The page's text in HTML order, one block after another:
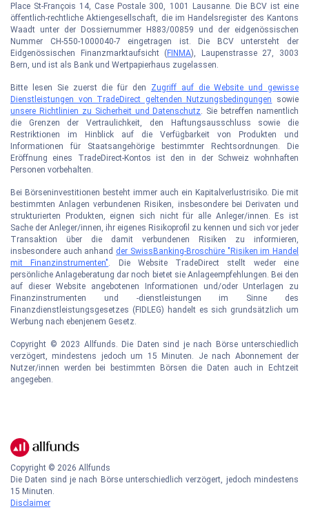
Place St-François 14, Case Postale 300, 1001 Lausanne. Die BCV ist eine
öffentlich-rechtliche Aktiengesellschaft, die im Handelsregister des Kantons
Waadt unter der Dossiernummer H883/00859 und der eidgenössischen
Nummer CH-550-1000040-7 eingetragen ist. Die BCV untersteht der
Eidgenössischen Finanzmarktaufsicht (FINMA), Laupenstrasse 27, 3003
Bern, und ist als Bank und Wertpapierhaus zugelassen.
Bitte lesen Sie zuerst die für den Zugriff auf die Website und gewisse
Dienstleistungen von TradeDirect geltenden Nutzungsbedingungen
sowie
unsere Richtlinien zu Sicherheit und Datenschutz. Sie betreffen namentlich
die Grenzen der Vertraulichkeit, den Haftungsausschluss sowie die
Restriktionen im Hinblick auf die Verfügbarkeit von Produkten und
Informationen für Staatsangehörige bestimmter Rechtsordnungen. Die
Eröffnung eines TradeDirect-Kontos ist den in der Schweiz wohnhaften
Personen vorbehalten.
Bei Börseninvestitionen besteht immer auch ein Kapitalverlustrisiko. Die mit
bestimmten Anlagen verbundenen Risiken, insbesondere bei Derivaten und
strukturierten Produkten, eignen sich nicht für alle Anleger/innen. Es ist
Sache der Anleger/innen, ihr eigenes Risikoprofil zu kennen und sich vor jeder
Transaktion über die damit verbundenen Risiken zu informieren,
insbesondere auch anhand der SwissBanking-Broschüre "Risiken im Handel
mit Finanzinstrumenten". Die Website TradeDirect stellt weder eine
persönliche Anlageberatung dar noch bietet sie Anlageempfehlungen. Bei den
auf dieser Website angebotenen Informationen und/oder Unterlagen zu
Finanzinstrumenten und -dienstleistungen im Sinne des
Finanzdienstleistungsgesetzes (FIDLEG) handelt es sich grundsätzlich um
Werbung nach ebenjenem Gesetz.
Copyright © 2023 Allfunds. Die Daten sind je nach Börse unterschiedlich
verzögert, mindestens jedoch um 15 Minuten. Je nach Abonnement der
Nutzer/innen werden bei bestimmten Börsen die Daten auch in Echtzeit
angegeben.
Copyright © 2026 Allfunds
Die Daten sind je nach Börse unterschiedlich verzögert, jedoch mindestens
15 Minuten.
Disclaimer